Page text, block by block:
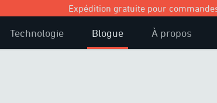
Expédition gratuite pour
Technologie Blogue À propos